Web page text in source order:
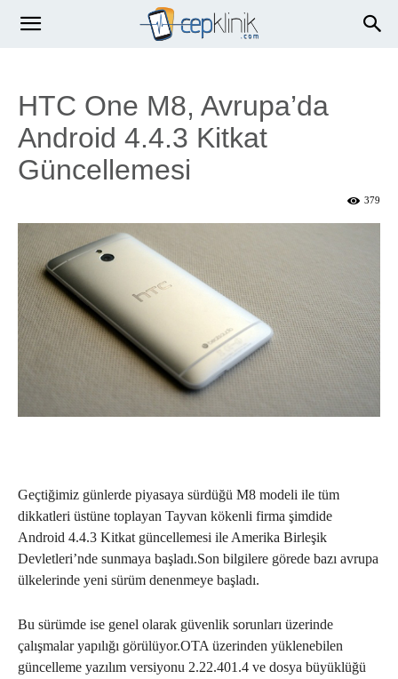
HTC One M8, Avrupa’da
Android 4.4.3 Kitkat
Güncellemesi
379
Geçtiğimiz günlerde piyasaya sürdüğü M8 modeli ile tüm
dikkatleri üstüne toplayan Tayvan kökenli firma şimdide
Android 4.4.3 Kitkat güncellemesi ile Amerika Birleşik
Devletleri’nde sunmaya başladı.Son bilgilere görede bazı avrupa
ülkelerinde yeni sürüm denenmeye başladı.
Bu sürümde ise genel olarak güvenlik sorunları üzerinde
çalışmalar yapılığı görülüyor.OTA üzerinden yüklenebilen
güncelleme yazılım versiyonu 2.22.401.4 ve dosya büyüklüğü